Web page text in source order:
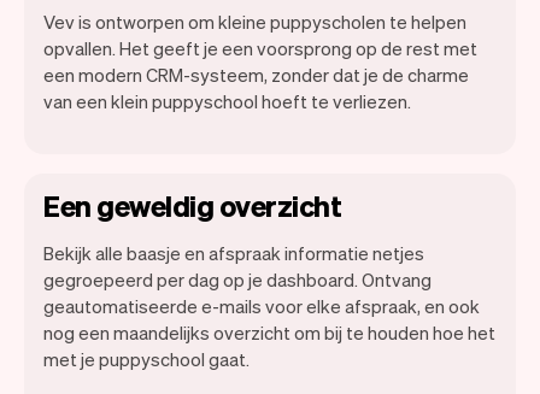
Vev is ontworpen om kleine puppyscholen te helpen
opvallen. Het geeft je een voorsprong op de rest met
een modern CRM-systeem, zonder dat je de charme
van een klein puppyschool hoeft te verliezen.
Een geweldig overzicht
Bekijk alle baasje en afspraak informatie netjes
gegroepeerd per dag op je dashboard. Ontvang
geautomatiseerde e-mails voor elke afspraak, en ook
nog een maandelijks overzicht om bij te houden hoe het
met je puppyschool gaat.